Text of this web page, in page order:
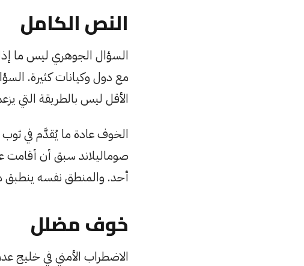
النص الكامل
السؤال الجوهري ليس ما
مع دول وكيانات كثيرة.
الأقل ليس بالطريقة التي
الخوف عادة ما يُقدَّم في ثوب
صوماليلاند سبق أن أقامت
أحد. والمنطق نفسه ينطبق
خوف مضلل
الاضطراب الأمني في خليج